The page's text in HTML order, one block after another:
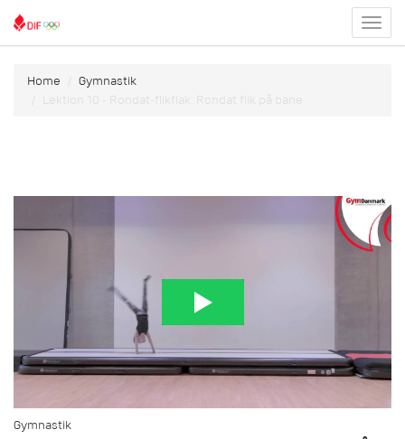
menu
Home
Gymnastik
Lektion 10 - Rondat-flikflak: Rondat flik på bane
Gymnastik